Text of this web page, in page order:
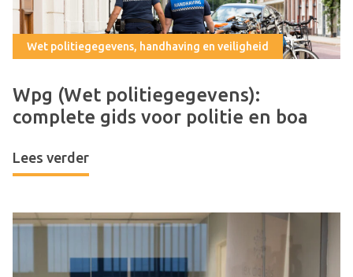
Wet politiegegevens, handhaving en veiligheid
Wpg (Wet politiegegevens):
complete gids voor politie en boa
Lees verder